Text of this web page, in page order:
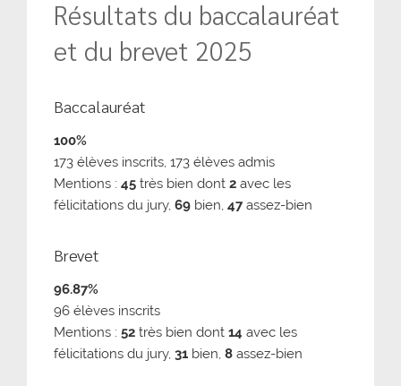
Résultats du baccalauréat
et du brevet 2025
Baccalauréat
100%
173 élèves inscrits, 173 élèves admis
Mentions : 45 très bien dont 2 avec les
félicitations du jury, 69 bien, 47assez-bien
Brevet
96.87%
96 élèves inscrits
Mentions : 52 très bien dont 14 avec les
félicitations du jury, 31 bien, 8 assez-bien